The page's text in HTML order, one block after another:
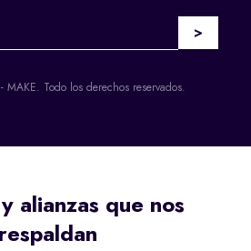
Todo los derechos reservados.
alianzas que nos
respaldan